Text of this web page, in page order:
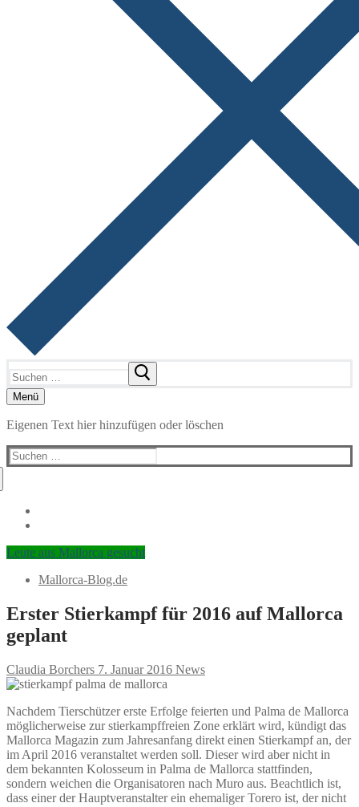
nach:
Menü
Eigenen Text hier hinzufügen oder löschen
Suchen
nach:
Leute aus Mallorca gesucht
Mallorca-Blog.de
Erster Stierkampf für 2016 auf Mallorca
geplant
Claudia Borchers 7. Januar 2016 News
Nachdem Tierschützer erste Erfolge feierten und Palma de Mallorca
möglicherweise zur stierkampffreien Zone erklärt wird, kündigt das
Mallorca Magazin zum Jahresanfang direkt einen Stierkampf an, der
im April 2016 veranstaltet werden soll. Dieser wird aber nicht in
dem bekannten Kolosseum in Palma de Mallorca stattfinden,
sondern weichen die Organisatoren nach Muro aus. Beachtlich ist,
dass einer der Hauptveranstalter ein ehemaliger Torero ist, der nicht